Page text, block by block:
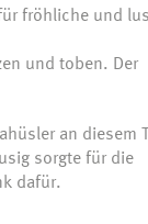
fröhliche und
und toben. Der
an diesem
sorgte für die
dafür.